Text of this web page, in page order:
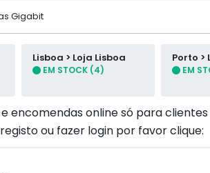
Gigabit
Lisboa > Loja Lisboa
EM STOCK (4)
Porto >
EM
encomendas online só para
ou fazer login por favor clique: